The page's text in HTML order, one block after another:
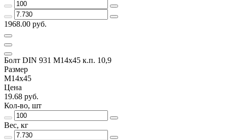
1968.00 руб.
Болт DIN 931 М14х45 к.п. 10,9
Размер
М14х45
Цена
19.68 руб.
Кол-во, шт
Вес, кг